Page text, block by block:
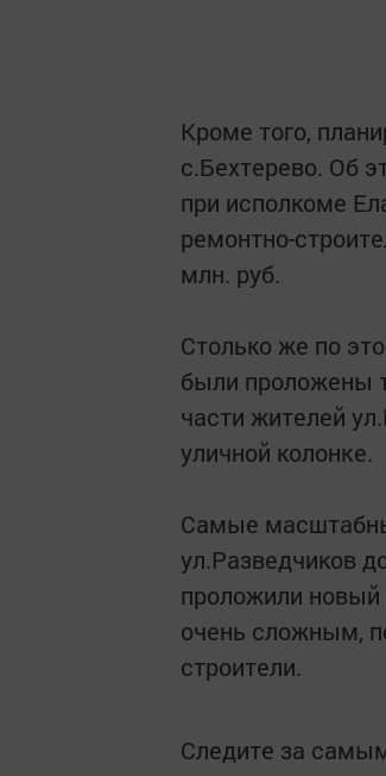
Кроме того,
с.Бехтерево. Об
при исполкоме
ремонтно-
млн. руб.
Столько же по
были проложены
части жителей
уличной колонке.
Самые
ул.Разведчиков
проложили новый
очень сложным,
строители.
Следите за